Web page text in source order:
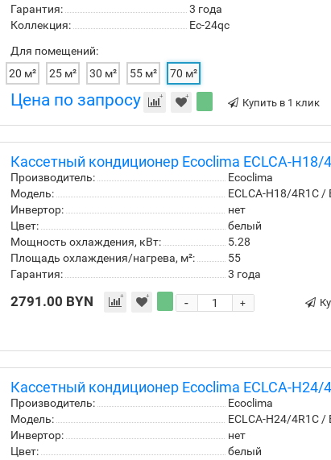
Гарантия:
3 года
Коллекция:
Ec-24qc
Для помещений:
20 м²
25 м² 30 м² 55 м² 70 м²
Цена по запросу Купить в 1 клик
Кассетный кондиционер Ecoclima ECLCA-H18/
Производитель:
Ecoclima
Модель:
ECLCA-H18/4R1С /
Инвертор:
нет
Цвет:
белый
Мощность охлаждения, кВт:
5.28
Площадь охлаждения/нагрева, м²:
55
Гарантия:
3 года
2791.00 BYN +
-
Кассетный кондиционер Ecoclima ECLCA-H24/
Производитель:
Ecoclima
Модель:
ECLCA-H24/4R1С /
Инвертор:
нет
Цвет:
белый